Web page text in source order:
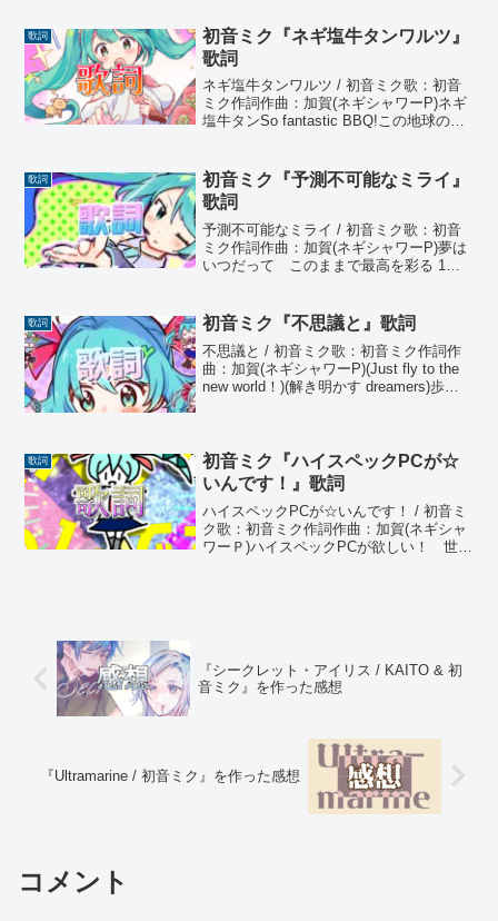
行して 習得したぜネギビーム！そう、
ひとりでは見え...
歌詞
初音ミク『ネギ塩牛タンワルツ』
歌詞
ネギ塩牛タンワルツ / 初音ミク歌：初音
ミク作詞作曲：加賀(ネギシャワーP)ネギ
塩牛タンSo fantastic BBQ!この地球の真
未来を超えていく銀河の彼方へどこま...
歌詞
初音ミク『予測不可能なミライ』
歌詞
予測不可能なミライ / 初音ミク歌：初音
ミク作詞作曲：加賀(ネギシャワーP)夢は
いつだって このままで最高を彩る 1ペ
面影さえ 想いを超えるかけがえのない
ミライは...
歌詞 初音ミク『不思議と』歌詞
不思議と / 初音ミク歌：初音ミク作詞作
曲：加賀(ネギシャワーP)(Just fly to the
new world！)(解き明かす dreamers)歩き
歌詞
初音ミク『ハイスペックPCが☆
いんです！』歌詞
ハイスペックPCが☆いんです！ / 初音ミ
ク歌：初音ミク作詞作曲：加賀(ネギシャ
ワーＰ)ハイスペックPCが欲しい！ 世界
『シークレット・アイリス / KAITO & 初
音ミク』を作った感想
『Ultramarine / 初音ミク』を作った感想
コメント